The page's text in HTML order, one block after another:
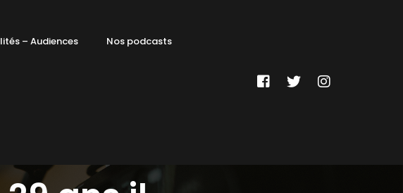
– Audiences Nos podcasts